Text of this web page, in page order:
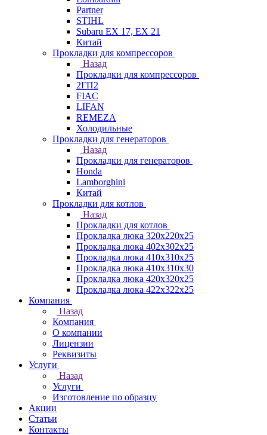
Partner
STIHL
Subaru EX 17, EX 21
Китай
Прокладки для компрессоров
Назад
Прокладки для компрессоров
2ГП2
FIAC
LIFAN
REMEZA
Холодильные
Прокладки для генераторов
Назад
Прокладки для генераторов
Honda
Lamborghini
Китай
Прокладки для котлов
Назад
Прокладки для котлов
Прокладка люка 320x220x25
Прокладка люка 402x302x25
Прокладка люка 410x310x25
Прокладка люка 410х310х30
Прокладка люка 420x320x25
Прокладка люка 422x322x25
Компания
Назад
Компания
О компании
Лицензии
Реквизиты
Услуги
Назад
Услуги
Изготовление по образцу
Акции
Статьи
Контакты